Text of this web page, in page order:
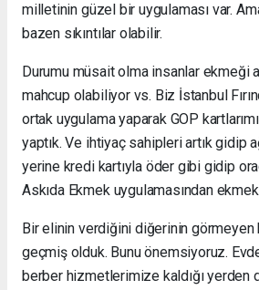
milletinin güzel bir uygulaması var.
bazen sıkıntılar olabilir.
Durumu müsait olma insanlar ekmeği
mahcup olabiliyor vs. Biz İstanbul
ortak uygulama yaparak GOP
yaptık. Ve ihtiyaç sahipleri artık gidip
yerine kredi kartıyla öder gibi gidip
Askıda Ekmek uygulamasından
Bir elinin verdiğini diğerinin görmeyen
geçmiş olduk. Bunu önemsiyoruz.
berber hizmetlerimize kaldığı yerden